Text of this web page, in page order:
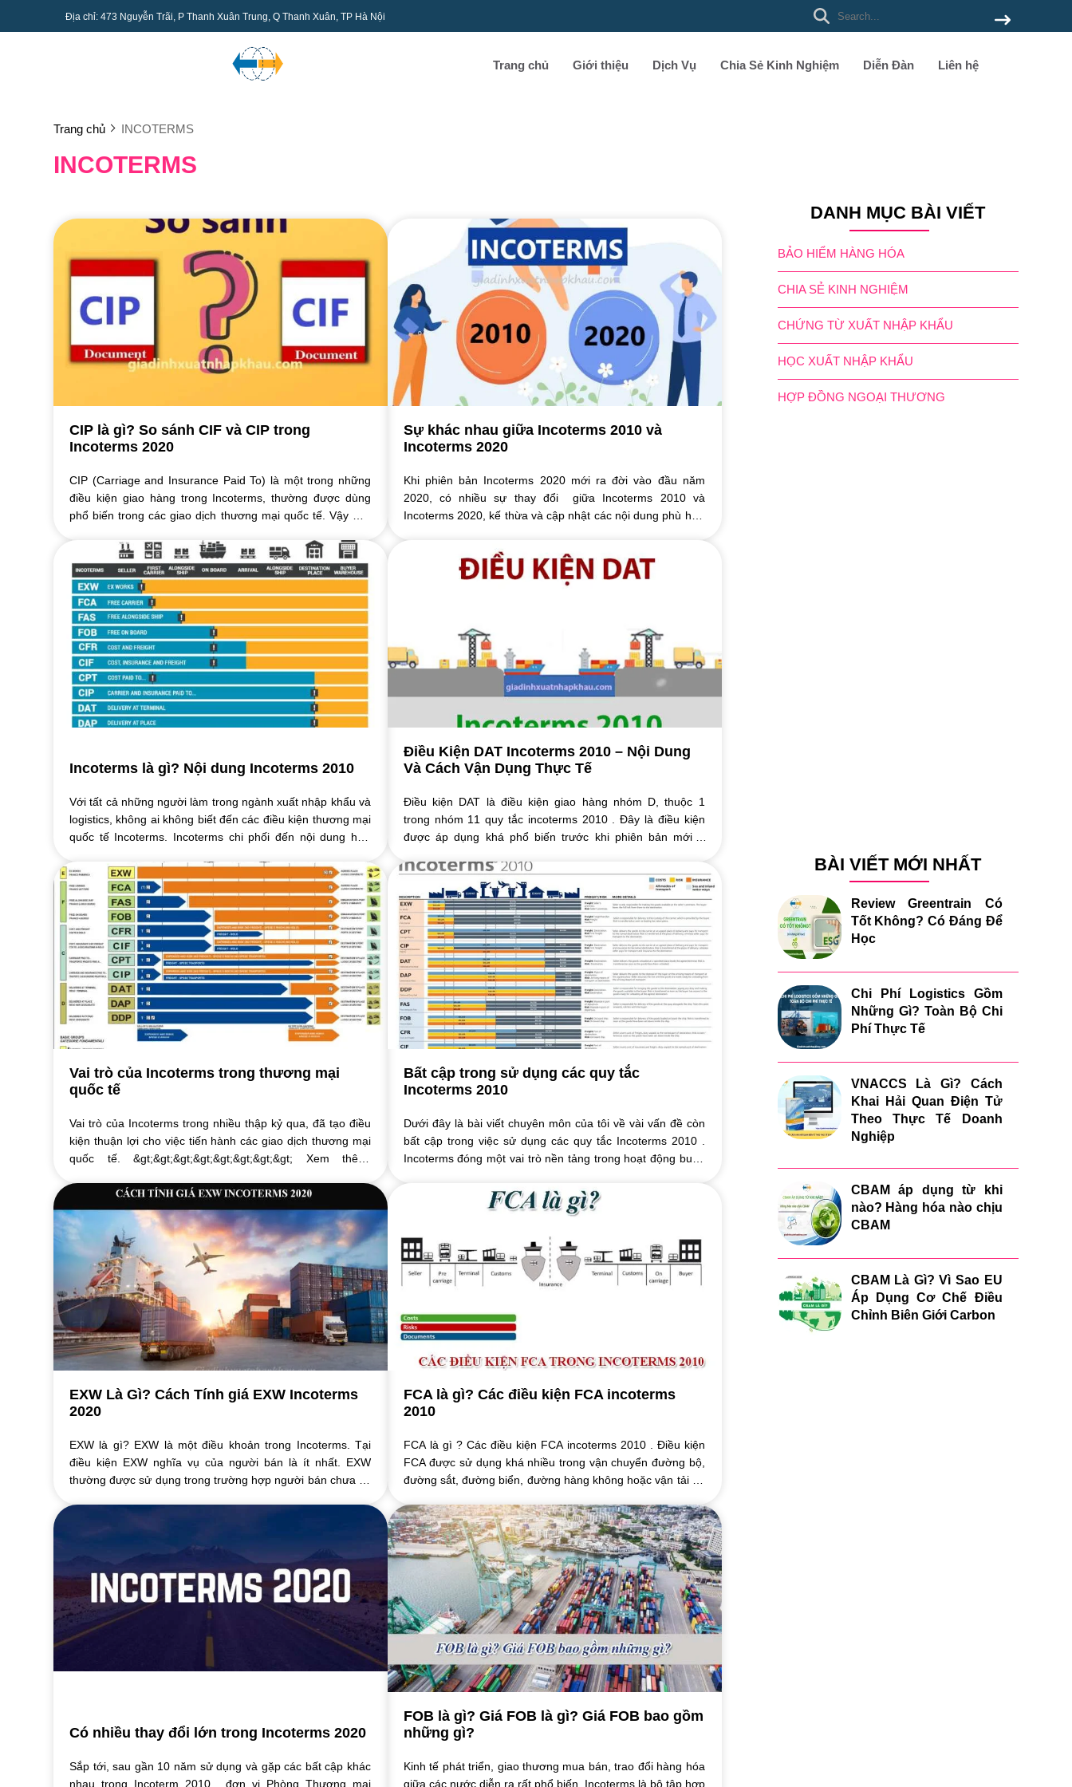
Địa chỉ: 473 Nguyễn Trãi, P Thanh Xuân Trung, Q Thanh Xuân, TP Hà Nội
Trang chủ Giới thiệu Dịch Vụ Chia Sẻ Kinh Nghiệm Diễn Đàn Liên hệ
Trang chủ INCOTERMS
INCOTERMS
CIP là gì? So sánh CIF và CIP trong
Incoterms 2020
CIP (Carriage and Insurance Paid To) là một trong những
điều kiện giao hàng trong Incoterms, thường được dùng
phổ biến trong các giao dịch thương mại quốc tế. Vậy CIP
Sự khác nhau giữa Incoterms 2010 và
Incoterms 2020
Khi phiên bản Incoterms 2020 mới ra đời vào đầu năm
2020, có nhiều sự thay đổi giữa Incoterms 2010 và
Incoterms 2020, kế thừa và cập nhật các nội dung phù hợp
Incoterms là gì? Nội dung Incoterms 2010
Với tất cả những người làm trong ngành xuất nhập khẩu và
logistics, không ai không biết đến các điều kiện thương mại
quốc tế Incoterms. Incoterms chi phối đến nội dung hợp
Điều Kiện DAT Incoterms 2010 – Nội Dung
Và Cách Vận Dụng Thực Tế
Điều kiện DAT là điều kiện giao hàng nhóm D, thuộc 1
trong nhóm 11 quy tắc incoterms 2010 . Đây là điều kiện
được áp dụng khá phổ biến trước khi phiên bản mới –
Vai trò của Incoterms trong thương mại
quốc tế
Vai trò của Incoterms trong nhiều thập kỷ qua, đã tạo điều
kiện thuận lợi cho việc tiến hành các giao dịch thương mại
quốc tế. &gt;&gt;&gt;&gt;&gt;&gt;&gt;&gt; Xem thêm:
Bất cập trong sử dụng các quy tắc
Incoterms 2010
Dưới đây là bài viết chuyên môn của tôi về vài vấn đề còn
bất cập trong việc sử dụng các quy tắc Incoterms 2010 .
Incoterms đóng một vai trò nền tảng trong hoạt động buôn
EXW Là Gì? Cách Tính giá EXW Incoterms
2020
EXW là gì? EXW là một điều khoản trong Incoterms. Tại
điều kiện EXW nghĩa vụ của người bán là ít nhất. EXW
thường được sử dụng trong trường hợp người bán chưa có
FCA là gì? Các điều kiện FCA incoterms
2010
FCA là gì ? Các điều kiện FCA incoterms 2010 . Điều kiện
FCA được sử dụng khá nhiều trong vận chuyển đường bộ,
đường sắt, đường biển, đường hàng không hoặc vận tải đa
Có nhiều thay đổi lớn trong Incoterms 2020
Sắp tới, sau gần 10 năm sử dụng và gặp các bất cập khác
nhau trong Incoterm 2010 , đơn vị Phòng Thương mại
FOB là gì? Giá FOB là gì? Giá FOB bao gồm
những gì?
Kinh tế phát triển, giao thương mua bán, trao đổi hàng hóa
giữa các nước diễn ra rất phổ biến. Incoterms là bộ tập hợp
DANH MỤC BÀI VIẾT
BẢO HIỂM HÀNG HÓA
CHIA SẺ KINH NGHIỆM
CHỨNG TỪ XUẤT NHẬP KHẨU
HỌC XUẤT NHẬP KHẨU
HỢP ĐỒNG NGOẠI THƯƠNG
BÀI VIẾT MỚI NHẤT
Review Greentrain Có
Tốt Không? Có Đáng Để
Học
Chi Phí Logistics Gồm
Những Gì? Toàn Bộ Chi
Phí Thực Tế
VNACCS Là Gì? Cách
Khai Hải Quan Điện Tử
Theo Thực Tế Doanh
Nghiệp
CBAM áp dụng từ khi
nào? Hàng hóa nào chịu
CBAM
CBAM Là Gì? Vì Sao EU
Áp Dụng Cơ Chế Điều
Chỉnh Biên Giới Carbon